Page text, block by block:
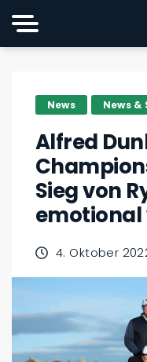
News News &
Alfred
Sieg von
emotional
4. Oktober